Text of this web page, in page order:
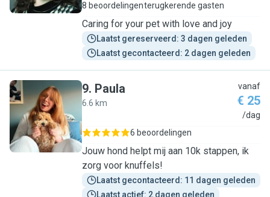
8 beoordelingenterugkerende gasten
Caring for your pet with love and joy
Laatst gereserveerd: 3 dagen geleden
Laatst gecontacteerd: 2 dagen geleden
P
9. Paula
6.6 km
vanaf
€ 25
/dag
6 beoordelingen
Jouw hond helpt mij aan 10k stappen, ik
zorg voor knuffels!
Laatst gecontacteerd: 11 dagen geleden
Laatst actief: 2 dagen geleden